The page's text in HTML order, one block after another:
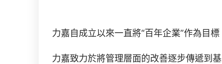
力嘉自成立以來一直將“百年企業”作為目
力嘉致力於將管理層面的改善逐步傳遞到